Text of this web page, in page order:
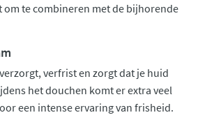
om te combineren met de bijhorende
verfrist en zorgt dat je huid
het douchen komt er extra veel
een intense ervaring van frisheid.